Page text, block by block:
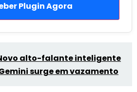
Plugin Agora
alto-falante inteligente
surge em vazamento